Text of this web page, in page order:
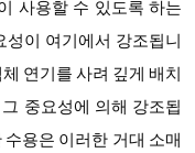
사용할 수 있도록 하는
이 여기에서 강조됩니
연기를 사려 깊게 배치
중요성에 의해 강조됩
용은 이러한 거대 소매